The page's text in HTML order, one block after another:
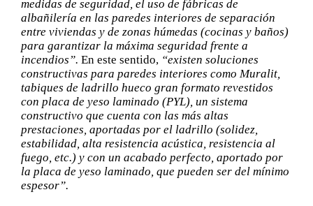
medidas de seguridad, el uso de fábricas de
albañilería en las paredes interiores de separación
entre viviendas y de zonas húmedas (cocinas y baños)
para garantizar la máxima seguridad frente a
incendios”. En este sentido, “existen soluciones
constructivas para paredes interiores como Muralit,
tabiques de ladrillo hueco gran formato revestidos
con placa de yeso laminado (PYL), un sistema
constructivo que cuenta con las más altas
prestaciones, aportadas por el ladrillo (solidez,
estabilidad, alta resistencia acústica, resistencia al
fuego, etc.) y con un acabado perfecto, aportado por
la placa de yeso laminado, que pueden ser del mínimo
espesor”.